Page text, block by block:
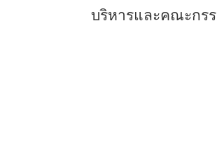
บริหารและคณะกร